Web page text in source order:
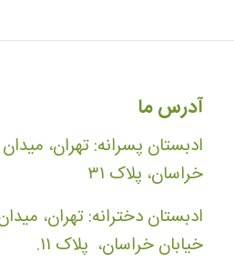
آدرس ما
ادبستان پسرانه: تهران،
خراسان، پلاک ۳۱
ادبستان دخترانه: تهران،
خیابان خراسان، پلاک ۱۱.